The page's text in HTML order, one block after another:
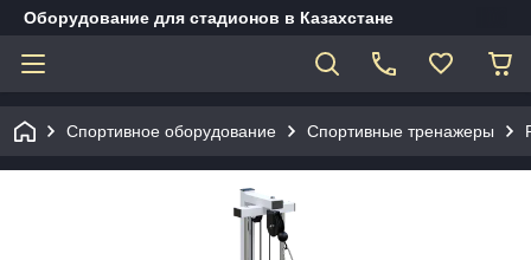
Оборудование для стадионов в Казахстане
Спортивное оборудование Спортивные тренажеры